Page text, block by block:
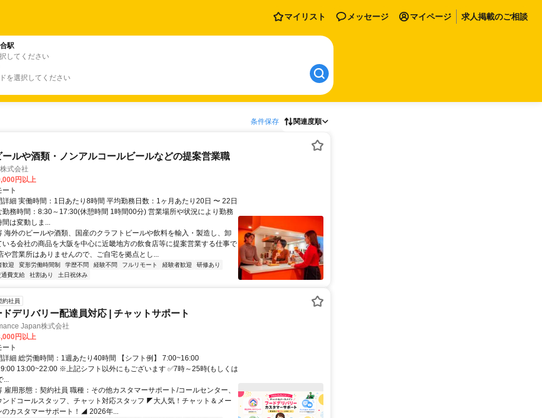
マイリスト メッセージ マイページ 求人掲載のご相談
駅
してください
を選択してください
条件保存 関連度順
ールや酒類・ノンアルコールビールなどの提案営業職
式会社
円以上
ト
詳細 実働時間：1日あたり8時間 平均勤務日数：1ヶ月あたり20日 〜 22日
勤務時間：8:30～17:30(休憩時間 1時間00分) 営業場所や状況により勤務
間は変動しま...
海外のビールや酒類、国産のクラフトビールや飲料を輸入・製造し、卸
いる会社の商品を大阪を中心に近畿地方の飲食店等に提案営業する仕事で
や営業所はありませんので、ご自宅を拠点とし...
歓迎 変形労働時間制 学歴不問 経験不問 フルリモート 経験者歓迎
研修あり
通費支給 社割あり 土日祝休み
約社員
ドデリバリー配達員対応 | チャットサポート
Japan株式会社
円以上
ト
詳細 総労働時間：1週あたり40時間 【シフト例】 7:00~16:00
13:00~22:00 ※上記シフト以外にもございます ✅7時～25時(もしくは
...
雇用形態：契約社員 職種：その他カスタマーサポート/コールセンター、
ンドコールスタッフ、チャット対応スタッフ ◤大人気！チャット＆メー
のカスタマーサポート！◢ 2026年...